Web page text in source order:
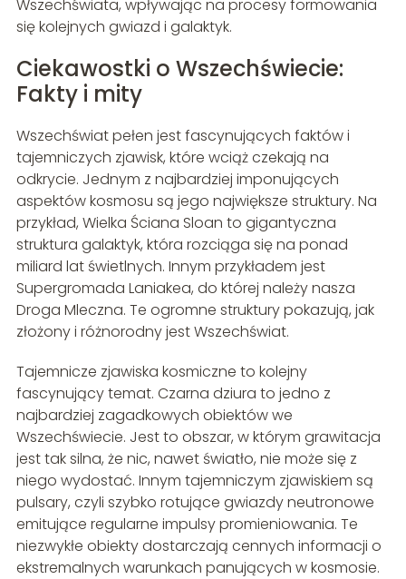
Wszechświata, wpływając na procesy formowania
się kolejnych gwiazd i galaktyk.
Ciekawostki o Wszechświecie:
Fakty i mity
Wszechświat pełen jest fascynujących faktów i
tajemniczych zjawisk, które wciąż czekają na
odkrycie. Jednym z najbardziej imponujących
aspektów kosmosu są jego największe struktury. Na
przykład, Wielka Ściana Sloan to gigantyczna
struktura galaktyk, która rozciąga się na ponad
miliard lat świetlnych. Innym przykładem jest
Supergromada Laniakea, do której należy nasza
Droga Mleczna. Te ogromne struktury pokazują, jak
złożony i różnorodny jest Wszechświat.
Tajemnicze zjawiska kosmiczne to kolejny
fascynujący temat. Czarna dziura to jedno z
najbardziej zagadkowych obiektów we
Wszechświecie. Jest to obszar, w którym grawitacja
jest tak silna, że nic, nawet światło, nie może się z
niego wydostać. Innym tajemniczym zjawiskiem są
pulsary, czyli szybko rotujące gwiazdy neutronowe
emitujące regularne impulsy promieniowania. Te
niezwykłe obiekty dostarczają cennych informacji o
ekstremalnych warunkach panujących w kosmosie.